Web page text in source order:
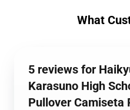
What
5 reviews for
Karasuno High
Pullover Camiseta